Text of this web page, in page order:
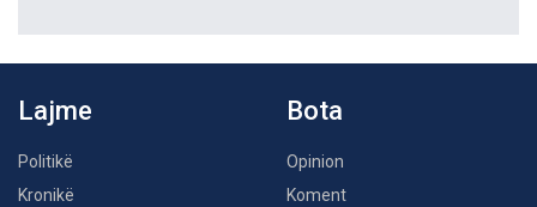
Lajme
Politikë
Kronikë
Bota
Opinion
Koment